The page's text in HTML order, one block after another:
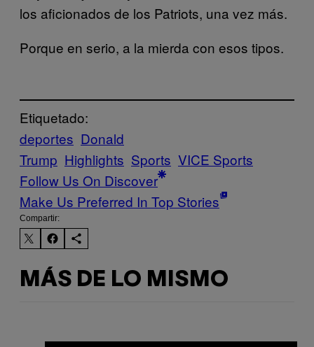
los aficionados de los Patriots, una vez más.
Porque en serio, a la mierda con esos tipos.
Etiquetado:
deportes Donald
Trump Highlights Sports VICE Sports
Follow Us On Discover
Make Us Preferred In Top Stories
Compartir:
MÁS DE LO MISMO